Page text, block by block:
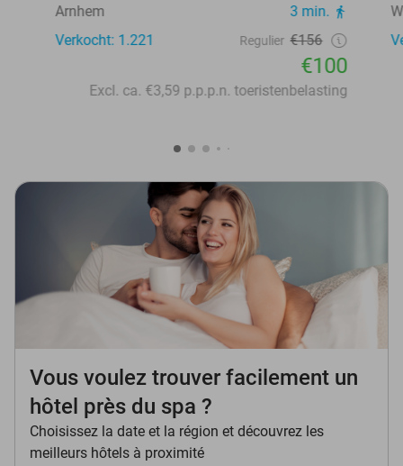
Arnhem
3 min.
Verkocht: 1.221
Regulier €156
€100
Excl. ca. €3,59 p.p.p.n. toeristenbelasting
Vous voulez trouver facilement un
hôtel près du spa ?
Choisissez la date et la région et découvrez les
meilleurs hôtels à proximité